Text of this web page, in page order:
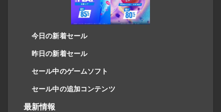
今日の新着セール
昨日の新着セール
セール中のゲームソフト
セール中の追加コンテンツ
最新情報